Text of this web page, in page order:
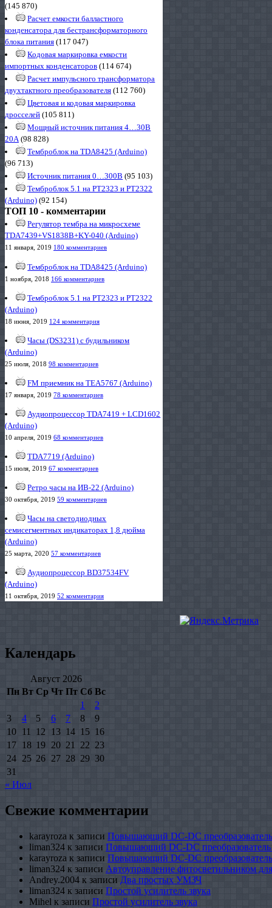
(145 870)
Расчет емкости балластного
конденсатора для бестрансформаторного
блока питания (117 047)
Кодовая маркировка емкости
импортных конденсаторов (114 674)
Расчет импульсного трансформатора
двухтактного преобразователя (112 760)
Цветовая и кодовая маркировка
дросселей (105 811)
Мощный источник питания 4…30В
20А(98 828)
Темброблок на TDA8425 (Arduino)
(96 713)
Источник питания 0…300В (95 103)
Темброблок 5.1 на PT2323 и PT2322
(Arduino) (92 154)
ТОП 10 - комментарии
Регулятор тембра на микросхеме
TDA7439+VS1838B+KY-040 (Arduino)
11 января, 2019 180 комментариев
Темброблок на TDA8425 (Arduino)
1 ноября, 2018 166 комментариев
Темброблок 5.1 на PT2323 и PT2322
(Arduino)
18 июня, 2019 124 комментария
Часы (DS3231) с будильником
(Arduino)
25 июля, 2018 98 комментариев
FM приемник на TEA5767 (Arduino)
17 января, 2019 78 комментариев
Аудиопроцессор TDA7419 + LCD1602
(Arduino)
10 апреля, 2019 68 комментариев
TDA7719 (Arduino)
15 июля, 2019 67 комментариев
Ретро часы на ИВ-22 (Arduino)
30 октября, 2019 59 комментариев
Часы на светодиодных
семисегментных индикаторах 1,8 дюйма
(Arduino)
25 марта, 2020 57 комментариев
Аудиопроцессор BD37534FV
(Arduino)
11 октября, 2019 52 комментария
Календарь
Август 2026
Пн Вт Ср Чт Пт Сб Вс
1
2
3
4 5 6 7 8
9
10 11 12 13 14 15 16
17 18 19 20 21 22 23
24 25 26 27 28 29 30
31
« Июл
Свежие комментарии
karayroza к записи Повышающий DC-DC
liman324 к записи Повышающий DC-DC
karayroza к записи Повышающий DC-DC
liman324 к записи Автоуправление фитосветильником
Andrey.2004 к записи Два простых УМЗЧ
liman324 к записи Простой усилитель звука
Mihel к записи Простой усилитель звука